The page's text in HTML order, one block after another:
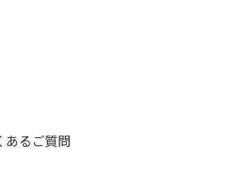
あるご質問